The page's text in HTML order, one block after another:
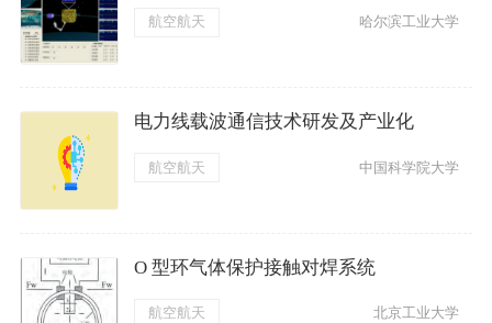
航空航天 哈尔滨工业大学
电力线载波通信技术研发及产业化
航空航天 中国科学院大学
O 型环气体保护接触对焊系统
航空航天 北京工业大学